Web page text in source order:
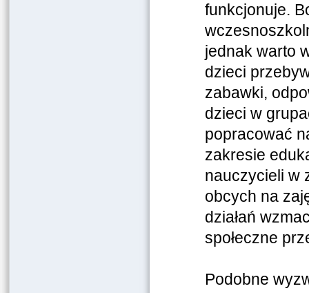
funkcjonuje.
jednak warto
dzieci
zabawki,
dzieci w
popracować
zakresie
nauczycieli w
obcych na
działań
społeczne
Podobne